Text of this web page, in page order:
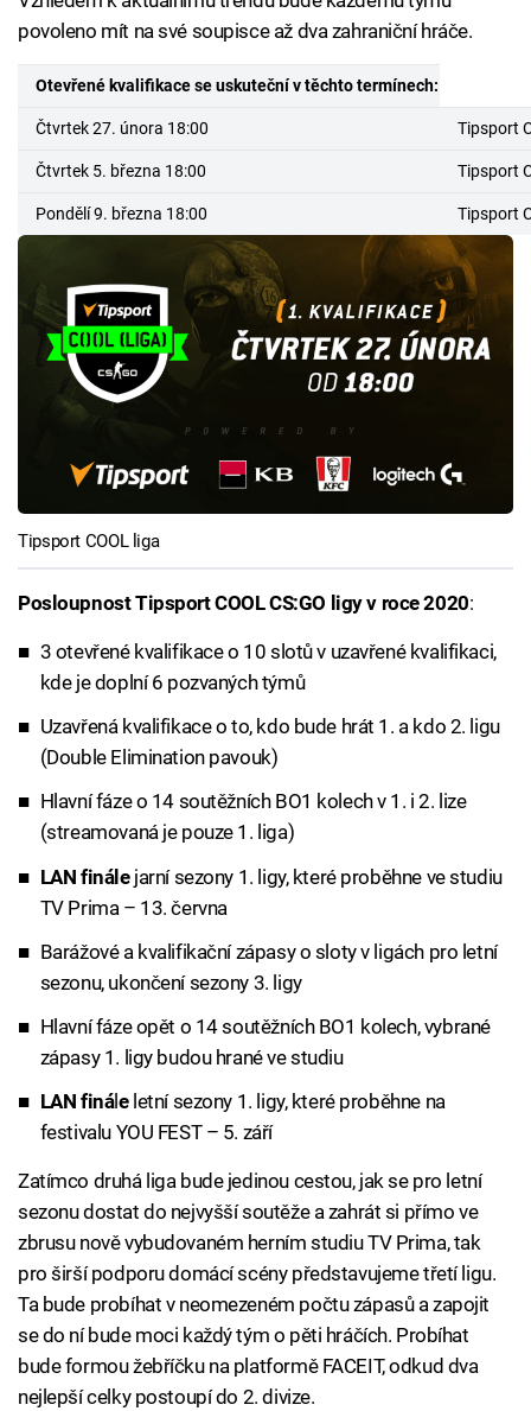
povoleno mít na své soupisce až dva zahraniční hráče.
Otevřené kvalifikace se uskuteční v těchto termínech:
Čtvrtek 27. února 18:00 Tipsport
Čtvrtek 5. března 18:00 Tipsport
Pondělí 9. března 18:00 Tipsport
Tipsport COOL liga
Posloupnost Tipsport COOL CS:GO ligy v roce 2020:
3 otevřené kvalifikace o 10 slotů v uzavřené kvalifikaci,
kde je doplní 6 pozvaných týmů
Uzavřená kvalifikace o to, kdo bude hrát 1. a kdo 2. ligu
(Double Elimination pavouk)
Hlavní fáze o 14 soutěžních BO1 kolech v 1. i 2. lize
(streamovaná je pouze 1. liga)
LAN finálejarní sezony 1. ligy, které proběhne ve studiu
TV Prima – 13. června
Barážové a kvalifikační zápasy o sloty v ligách pro letní
sezonu, ukončení sezony 3. ligy
Hlavní fáze opět o 14 soutěžních BO1 kolech, vybrané
zápasy 1. ligy budou hrané ve studiu
LAN fináleletní sezony 1. ligy, které proběhne na
festivalu YOU FEST – 5. září
Zatímco druhá liga bude jedinou cestou, jak se pro letní
sezonu dostat do nejvyšší soutěže a zahrát si přímo ve
zbrusu nově vybudovaném herním studiu TV Prima, tak
pro širší podporu domácí scény představujeme třetí ligu.
Ta bude probíhat v neomezeném počtu zápasů a zapojit
se do ní bude moci každý tým o pěti hráčích. Probíhat
bude formou žebříčku na platformě FACEIT, odkud dva
nejlepší celky postoupí do 2. divize.